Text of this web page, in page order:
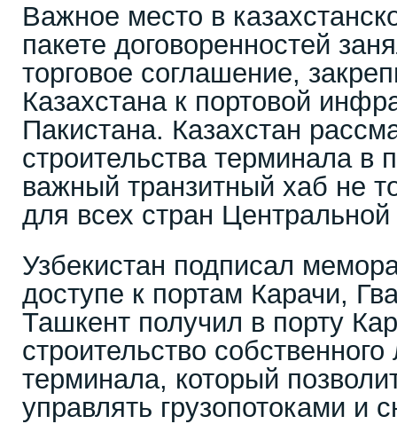
Важное место в
пакете договоренностей
торговое соглашение,
Казахстана к портовой
Пакистана. Казахстан
строительства терминала в
важный транзитный хаб не
для всех стран
Узбекистан подписал
доступе к портам Карачи,
Ташкент получил в порту
строительство собственного
терминала, который
управлять грузопотоками и